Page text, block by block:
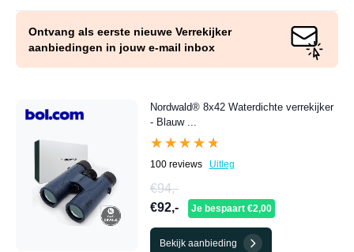
Ontvang als eerste nieuwe Verrekijker
aanbiedingen in jouw e-mail inbox
Nordwald® 8x42 Waterdichte verrekijker
- Blauw ...
★★★★★
★★★★★
100 reviews Uitleg
€94,-
€92,-
Je bespaart €2,00
Bekijk aanbieding